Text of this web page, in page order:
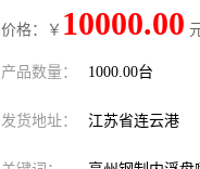
价格：￥ 10000.00
产品数量： 1000.00台
发货地址： 江苏省连云港